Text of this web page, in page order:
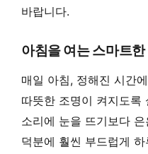
바랍니다.
아침을 여는 스마트
매일 아침, 정해진 시간
따뜻한 조명이 켜지도록
소리에 눈을 뜨기보다
덕분에 훨씬 부드럽게